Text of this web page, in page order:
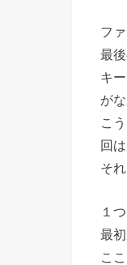
フ
最
キ
が
こ
回
そ
１
最
こ